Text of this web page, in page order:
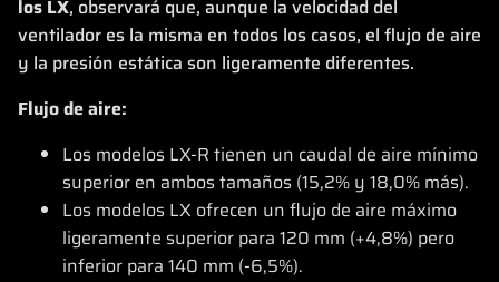
los LX, observará que, aunque la velocidad del
ventilador es la misma en todos los casos, el flujo de aire
y la presión estática son ligeramente diferentes.
Flujo de aire:
Los modelos LX-R tienen un caudal de aire mínimo
superior en ambos tamaños (15,2% y 18,0% más).
Los modelos LX ofrecen un flujo de aire máximo
ligeramente superior para 120 mm (+4,8%) pero
inferior para 140 mm (-6,5%).